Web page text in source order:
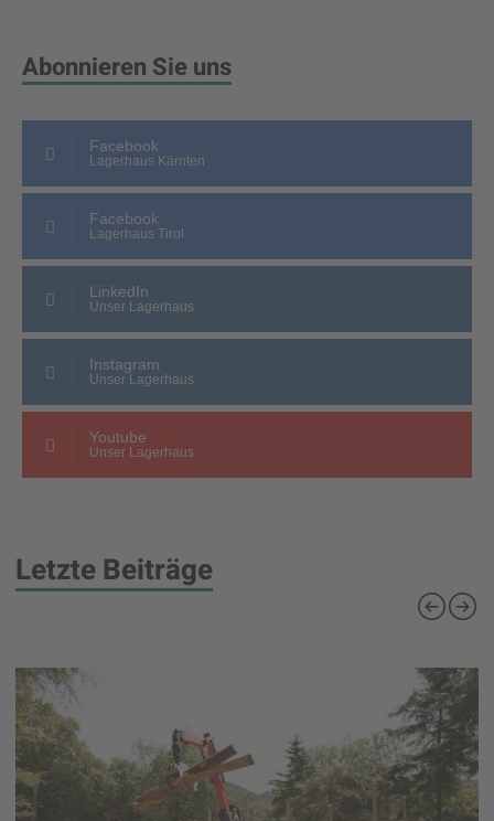
Abonnieren Sie uns
Facebook
Lagerhaus Kärnten
Facebook
Lagerhaus Tirol
LinkedIn
Unser Lagerhaus
Instagram
Unser Lagerhaus
Youtube
Unser Lagerhaus
Letzte Beiträge